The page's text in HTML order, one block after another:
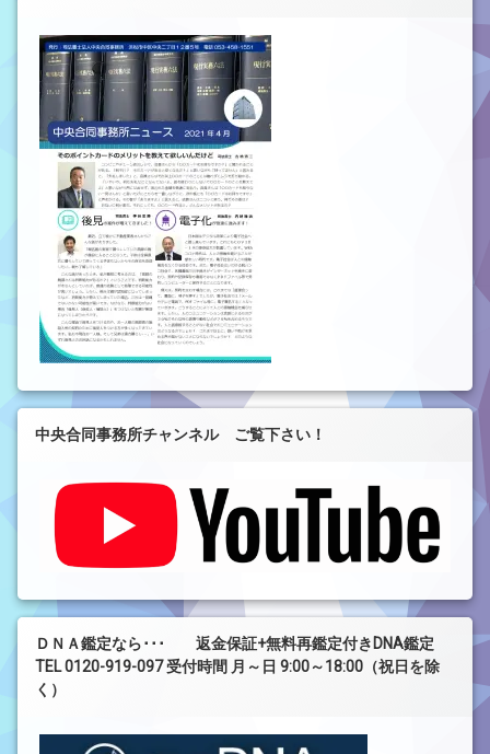
中央合同事務所チャンネル ご覧下さい！
ＤＮＡ鑑定なら･･･ 返金保証+無料再鑑定付きDNA鑑定
TEL 0120-919-097 受付時間 月～日 9:00～18:00（祝日を除
く）